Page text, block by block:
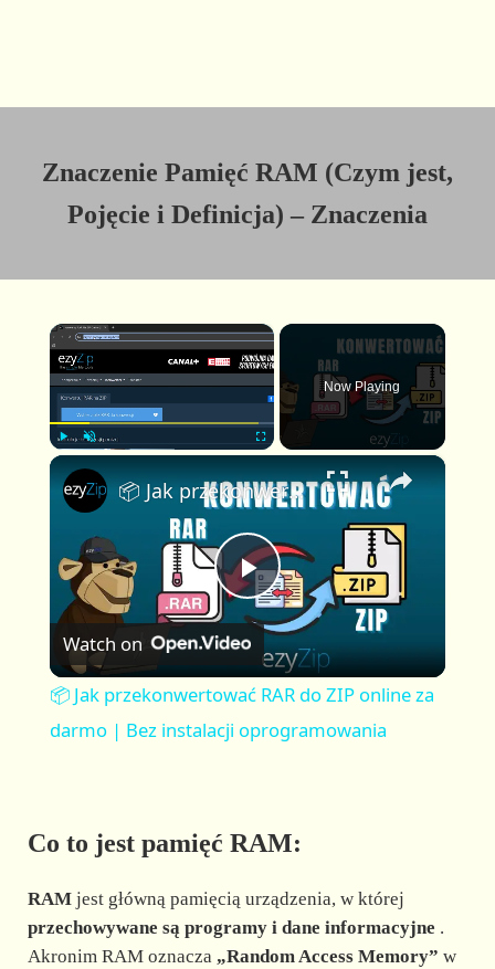
Znaczenie Pamięć RAM (Czym jest,
Pojęcie i Definicja) – Znaczenia
×
l n
m
u
u
l
c
r
n
Now Playing
×
P
a
V
i
📦 Jak przekonwertować RAR do ZIP online za darmo | Bez instalacji oprogramowania
Watch on
📦 Jak przekonwertować RAR do ZIP online za
darmo | Bez instalacji oprogramowania
Co to jest pamięć RAM:
RAMjest główną pamięcią urządzenia, w której
przechowywane są programy i dane informacyjne .
Akronim RAM oznacza „Random Access Memory” w